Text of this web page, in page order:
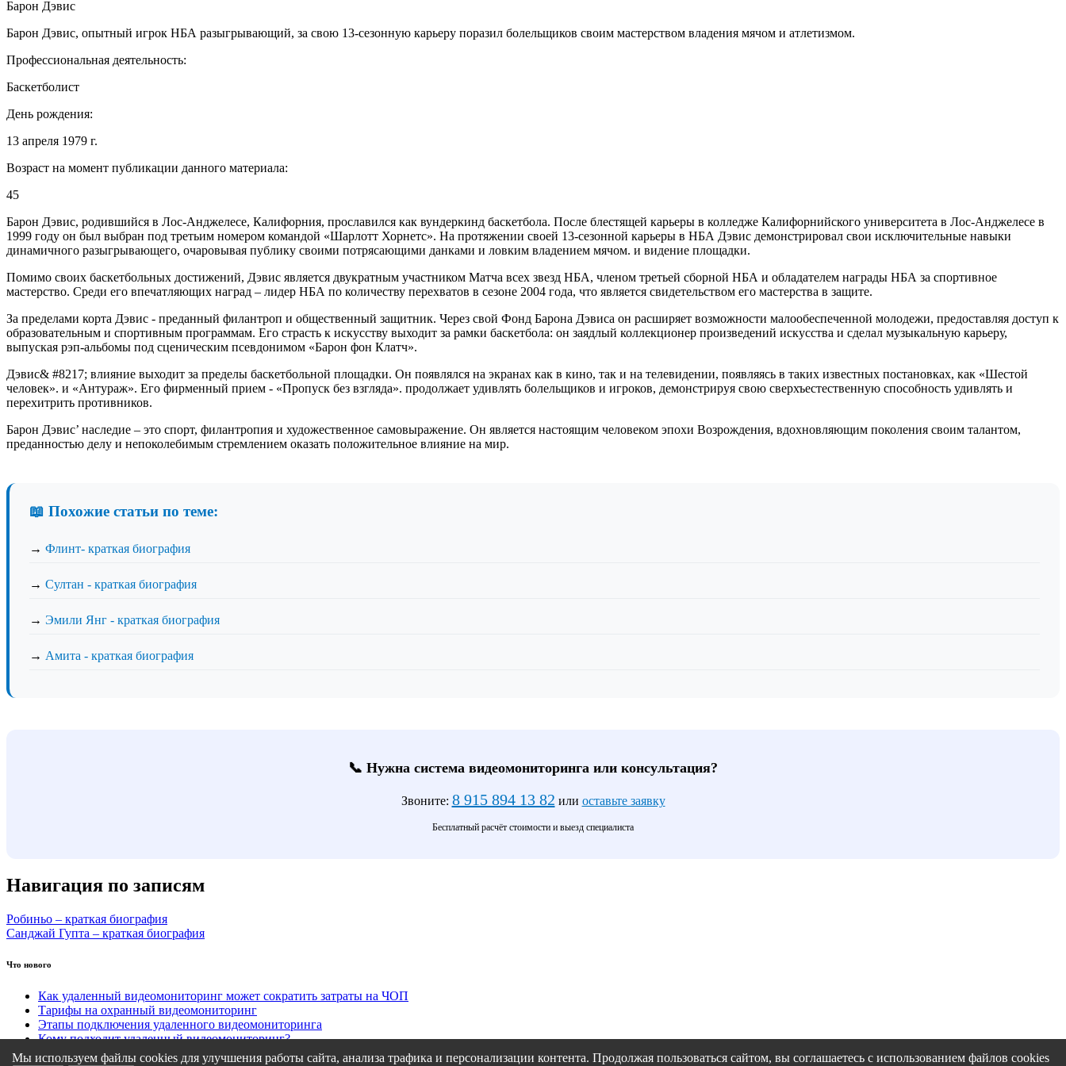
Барон Дэвис
Барон Дэвис, опытный игрок НБА разыгрывающий, за свою 13-сезонную карьеру поразил болельщиков своим мастерством владения мячом и атлетизмом.
Профессиональная деятельность:
Баскетболист
День рождения:
13 апреля 1979 г.
Возраст на момент публикации данного материала:
45
Барон Дэвис, родившийся в Лос-Анджелесе, Калифорния, прославился как вундеркинд баскетбола. После блестящей карьеры в колледже Калифорнийского университета в Лос-Анджелесе в
1999 году он был выбран под третьим номером командой «Шарлотт Хорнетс». На протяжении своей 13-сезонной карьеры в НБА Дэвис демонстрировал свои исключительные навыки
динамичного разыгрывающего, очаровывая публику своими потрясающими данками и ловким владением мячом. и видение площадки.
Помимо своих баскетбольных достижений, Дэвис является двукратным участником Матча всех звезд НБА, членом третьей сборной НБА и обладателем награды НБА за спортивное
мастерство. Среди его впечатляющих наград – лидер НБА по количеству перехватов в сезоне 2004 года, что является свидетельством его мастерства в защите.
За пределами корта Дэвис - преданный филантроп и общественный защитник. Через свой Фонд Барона Дэвиса он расширяет возможности малообеспеченной молодежи, предоставляя доступ к
образовательным и спортивным программам. Его страсть к искусству выходит за рамки баскетбола: он заядлый коллекционер произведений искусства и сделал музыкальную карьеру,
выпуская рэп-альбомы под сценическим псевдонимом «Барон фон Клатч».
Дэвис& #8217; влияние выходит за пределы баскетбольной площадки. Он появлялся на экранах как в кино, так и на телевидении, появляясь в таких известных постановках, как «Шестой
человек». и «Антураж». Его фирменный прием - «Пропуск без взгляда». продолжает удивлять болельщиков и игроков, демонстрируя свою сверхъестественную способность удивлять и
перехитрить противников.
Барон Дэвис’ наследие – это спорт, филантропия и художественное самовыражение. Он является настоящим человеком эпохи Возрождения, вдохновляющим поколения своим талантом,
преданностью делу и непоколебимым стремлением оказать положительное влияние на мир.
📖 Похожие статьи по теме:
→ Флинт- краткая биография
→ Султан - краткая биография
→ Эмили Янг - краткая биография
→ Амита - краткая биография
📞 Нужна система видеомониторинга или консультация?
Звоните: 8 915 894 13 82 или оставьте заявку
Бесплатный расчёт стоимости и выезд специалиста
Навигация по записям
Робиньо – краткая биография
Санджай Гупта – краткая биография
Что нового
Как удаленный видеомониторинг может сократить затраты на ЧОП
Тарифы на охранный видеомониторинг
Этапы подключения удаленного видеомониторинга
Кому подходит удаленный видеомониторинг?
Какие задачи решает удаленный видеомониторинг
Мы используем файлы cookies для улучшения работы сайта, анализа трафика и персонализации контента. Продолжая пользоваться сайтом, вы соглашаетесь с использованием файлов cookies